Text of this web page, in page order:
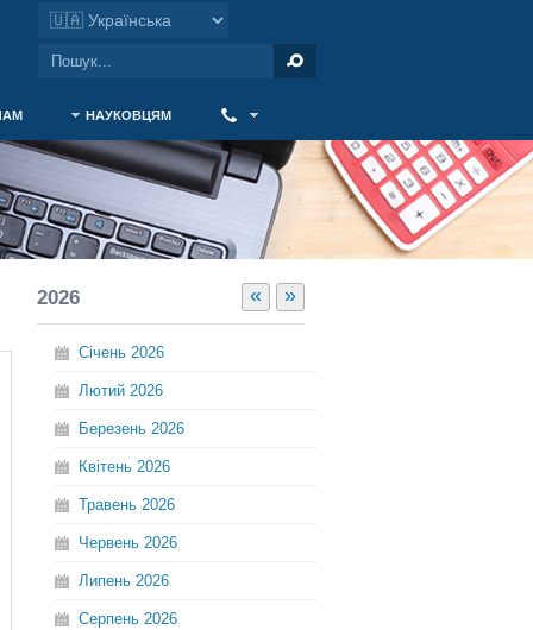
НАУКОВЦЯМ
« »
2026
Січень 2026
Лютий 2026
Березень 2026
Квітень 2026
Травень 2026
Червень 2026
Липень 2026
Серпень 2026